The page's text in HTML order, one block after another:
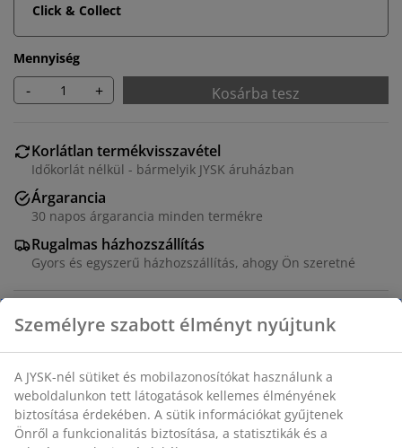
Click & Collect
Mennyiség
- + Kosárba tesz
Korlátlan termékvisszavétel
Időkorlát nélkül - bármelyik JYSK áruházban
Árgarancia
30 napos árgarancia minden termékre
Rugalmas házhozszállítás
Gyors és egyszerű házhozszállítás, ahogy Ön szeretné
Tároló átlátszó üvegből (50%-ban újrahasznosított),
átlátszó anyagnak köszönhetően könnyen
azonosítható a tartalma, így tökéletes az olyan konyhai
alapanyagok rendszerezéséhez, mint a tészta, a kávé
vagy a liszt. ÁTM12 x MA15 cm
Személyre szabott élményt nyújtunk
A JYSK-nél sütiket és mobilazonosítókat használunk a
weboldalunkon tett látogatások kellemes élményének
biztosítása érdekében. A sütik információkat gyűjtenek
Önről a funkcionalitás biztosítása, a statisztikák és a